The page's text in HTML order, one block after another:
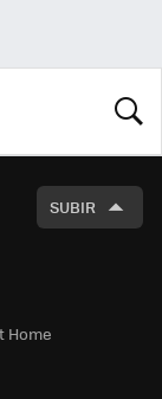
SUBIR
Home